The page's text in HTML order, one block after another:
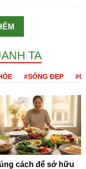
TA
#SỐNG ĐẸP
cách để sở hữu